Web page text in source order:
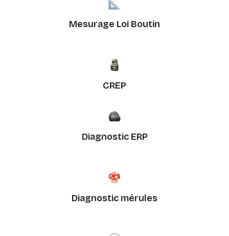
Mesurage Loi Boutin
CREP
Diagnostic ERP
Diagnostic mérules